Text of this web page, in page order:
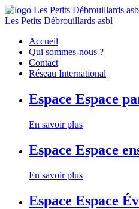
Les Petits Débrouillards asbl
Accueil
Qui sommes-nous ?
Contact
Réseau International
Espace Espace
En savoir plus
Espace Espace
En savoir plus
Espace Espace